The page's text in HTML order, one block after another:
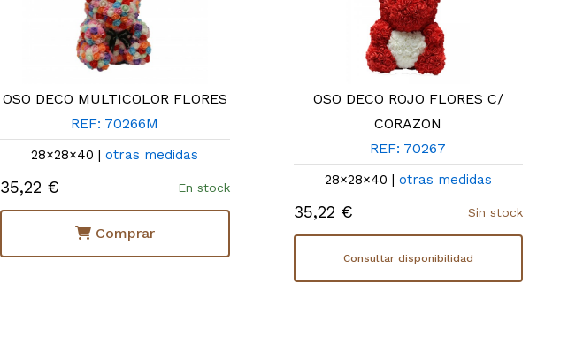
OSO DECO MULTICOLOR FLORES
REF: 70266M
28×28×40 |otras medidas
35,22 € En stock
Comprar
OSO DECO ROJO FLORES C/
CORAZON
REF: 70267
28×28×40 | otras medidas
35,22 € Sin stock
Consultar disponibilidad